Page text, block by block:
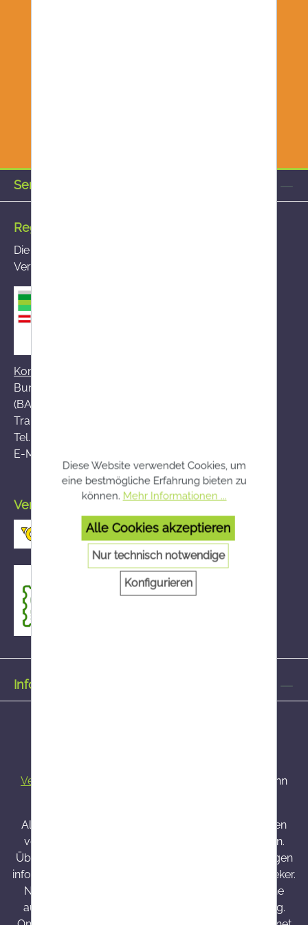
Service-Hotline
Registrierte Versandapotheke
Die von Ihnen aufgerufene Versandapotheke ist im
Versandapothekenregister des BASG registriert
Kontakt zum BASG
Bundesamt für Sicherheit im Gesundheitswesen
(BASG), AGES-Medizinmarktaufsicht (AGES MEA)
Traisengasse 5, A-1200 Wien
Tel.:
E-Mail:
Versand durch die österreichische Post
Informationen
Versandkosten
und ggf. Nachnahmegebühren, wenn
Alle bei Onlineapo angebotenen Arzneimittel werden
von Österreich versendet und sind dort zugelassen.
Über Wirkung und mögliche unerwünschte Wirkungen
informieren Gebrauchsinformation, Arzt oder Apotheker.
Nahrungsergänzungsmittel sind kein Ersatz für eine
ausgewogene und abwechslungsreiche Ernährung.
Diese Website verwendet Cookies, um
eine bestmögliche Erfahrung bieten zu
können. Mehr Informationen ...
Alle Cookies akzeptieren
Nur technisch notwendige
Konfigurieren